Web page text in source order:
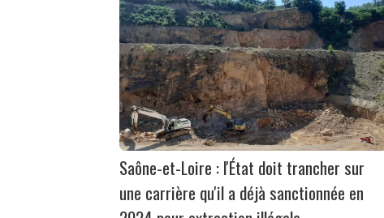
Saône-et-Loire : l'État doit trancher sur
une carrière qu'il a déjà sanctionnée en